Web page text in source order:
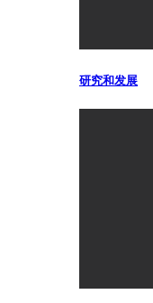
研究和发展